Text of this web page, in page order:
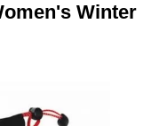
Winter